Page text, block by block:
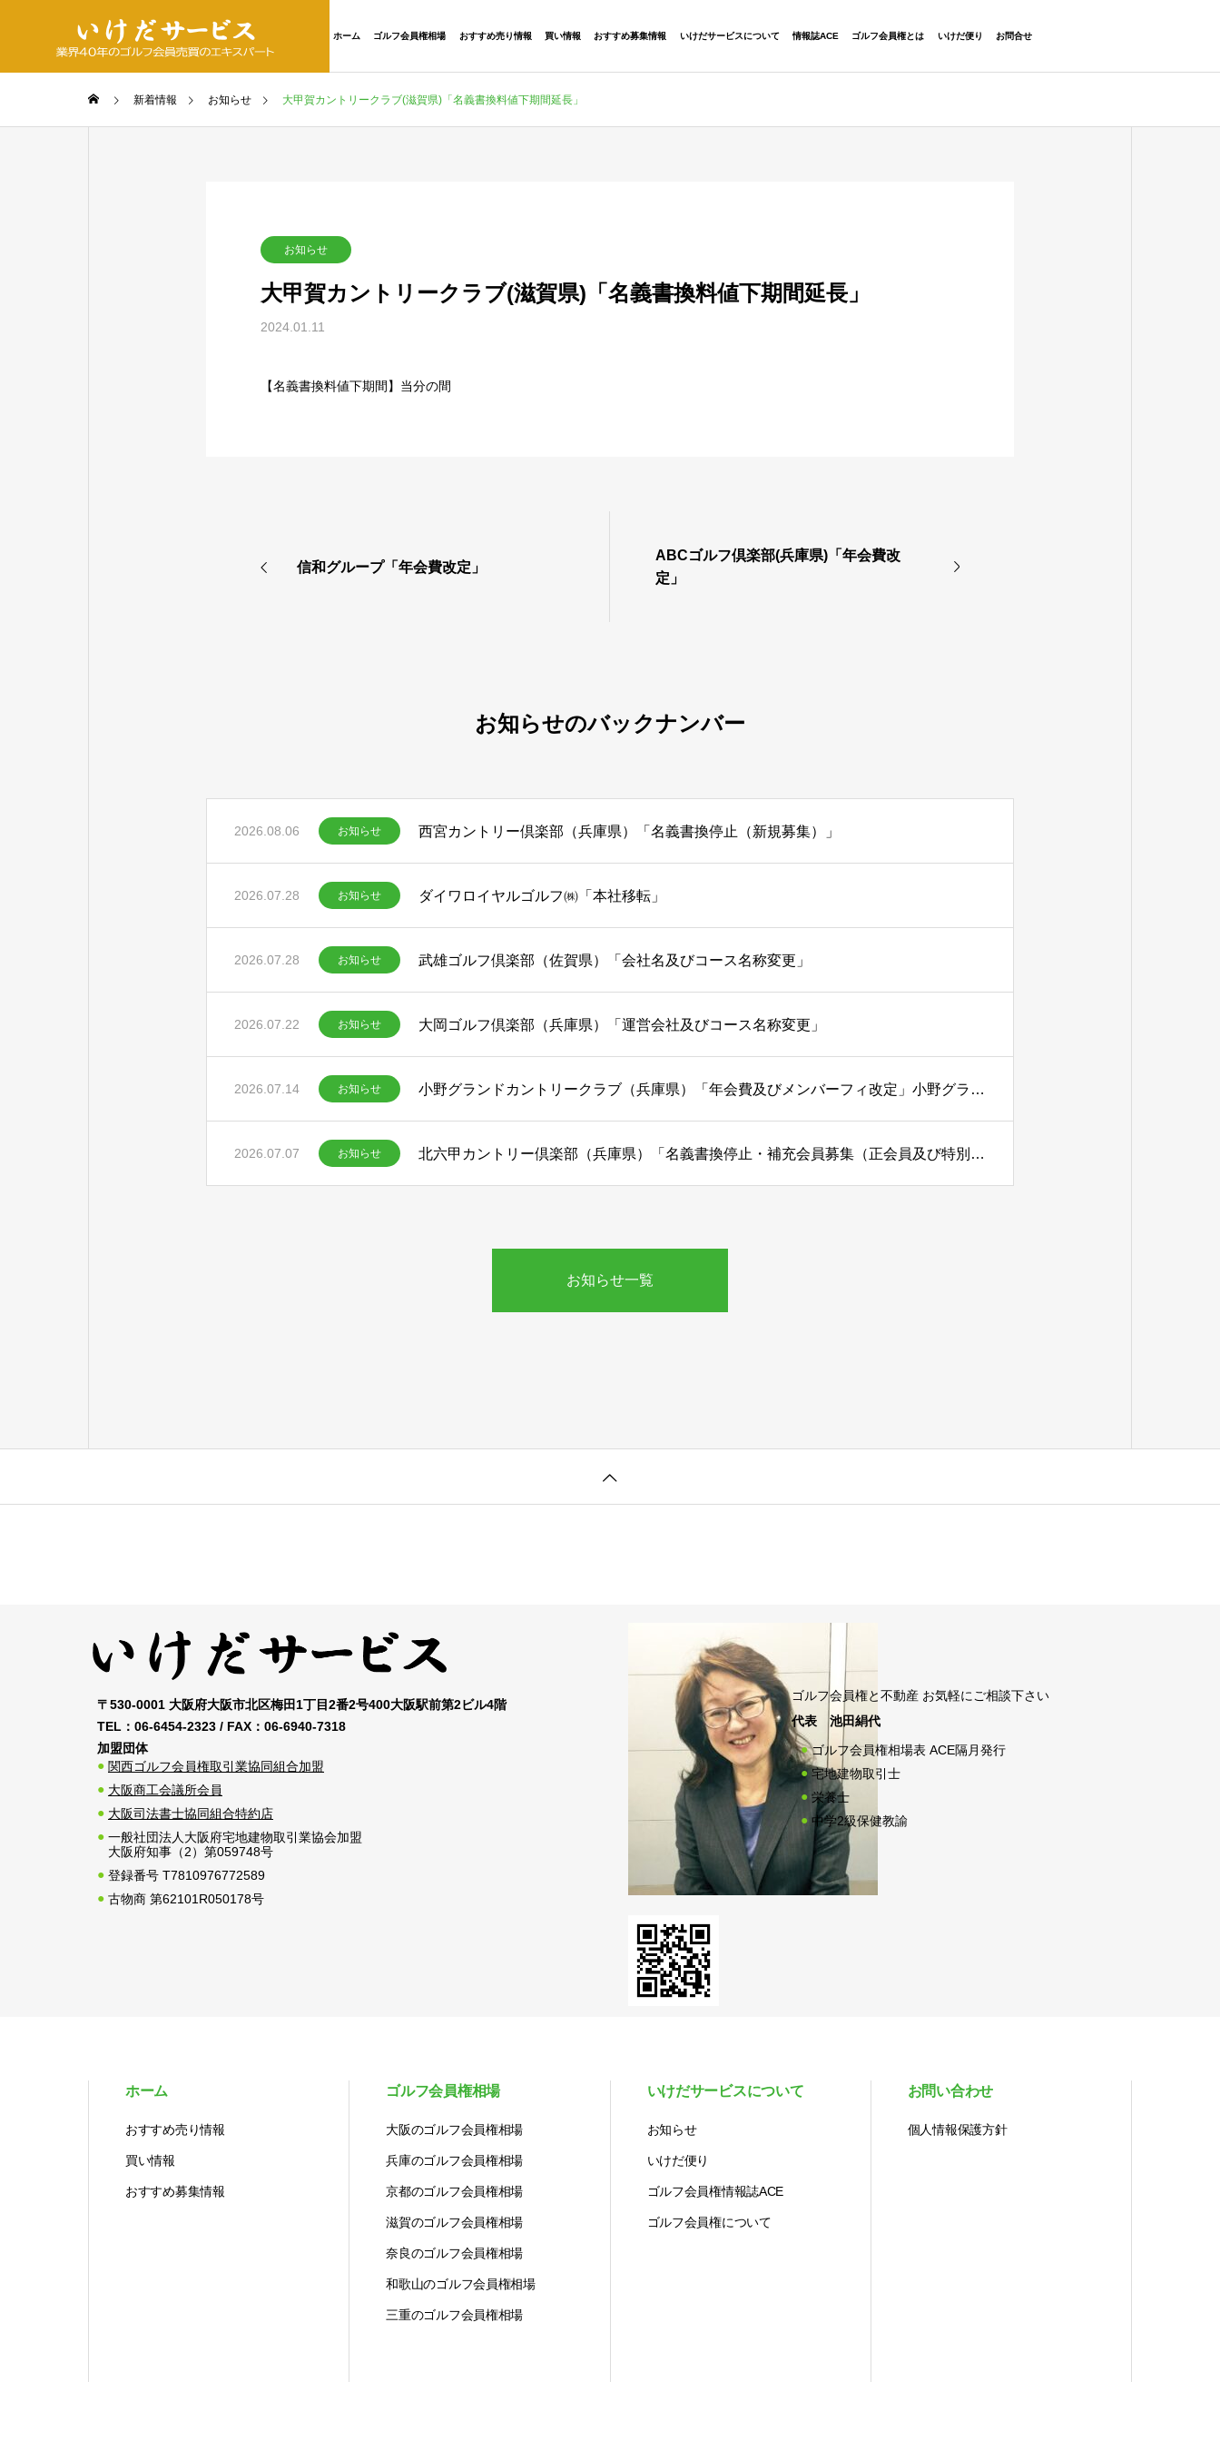
ホーム ゴルフ会員権相場 おすすめ売り情報 買い情報 おすすめ募集情報 いけだサービスについて 情報誌ACE ゴルフ会員権とは いけだ便り お問合せ
新着情報 お知らせ 大甲賀カントリークラブ(滋賀県)「名義書換料値下期間延長」
お知らせ
大甲賀カントリークラブ(滋賀県)「名義書換料値下期間延長」
2024.01.11
【名義書換料値下期間】当分の間
信和グループ「年会費改定」
ABCゴルフ倶楽部(兵庫県)「年会費改
定」
お知らせのバックナンバー
2026.08.06 お知らせ 西宮カントリー倶楽部（兵庫県）「名義書換停止（新規募集）」
2026.07.28 お知らせ ダイワロイヤルゴルフ㈱「本社移転」
2026.07.28 お知らせ 武雄ゴルフ倶楽部（佐賀県）「会社名及びコース名称変更」
2026.07.22 お知らせ 大岡ゴルフ倶楽部（兵庫県）「運営会社及びコース名称変更」
2026.07.14 お知らせ 小野グランドカントリークラブ（兵庫県）「年会費及びメンバーフィ改定」小野グランドカントリークラブ（兵庫県）「年会費及びメンバーフィ改定」
2026.07.07 お知らせ 北六甲カントリー倶楽部（兵庫県）「名義書換停止・補充会員募集（正会員及び特別平日会員）」
お知らせ一覧
〒530-0001 大阪府大阪市北区梅田1丁目2番2号400大阪駅前第2ビル4階
TEL： 06-6454-2323 / FAX： 06-6940-7318
加盟団体
関西ゴルフ会員権取引業協同組合加盟
大阪商工会議所会員
大阪司法書士協同組合特約店
一般社団法人大阪府宅地建物取引業協会加盟
大阪府知事（2）第059748号
登録番号 T7810976772589
古物商 第62101R050178号
ゴルフ会員権と不動産 お気軽にご相談下さい
代表 池田絹代
ゴルフ会員権相場表 ACE隔月発行
宅地建物取引士
栄養士
中学2級保健教諭
ホーム
おすすめ売り情報
買い情報
おすすめ募集情報
ゴルフ会員権相場
大阪のゴルフ会員権相場
兵庫のゴルフ会員権相場
京都のゴルフ会員権相場
滋賀のゴルフ会員権相場
奈良のゴルフ会員権相場
和歌山のゴルフ会員権相場
三重のゴルフ会員権相場
いけだサービスについて
お知らせ
いけだ便り
ゴルフ会員権情報誌ACE
ゴルフ会員権について
お問い合わせ
個人情報保護方針